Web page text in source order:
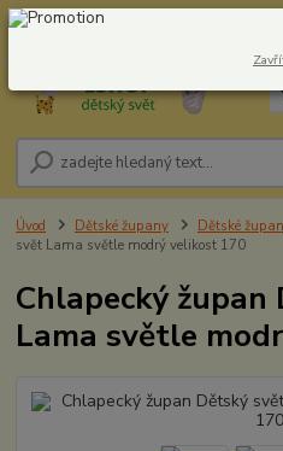
604278943
Úvod Dětské župany Dětské
svět Lama světle modrý velikost 170
Chlapecký
Lama světle